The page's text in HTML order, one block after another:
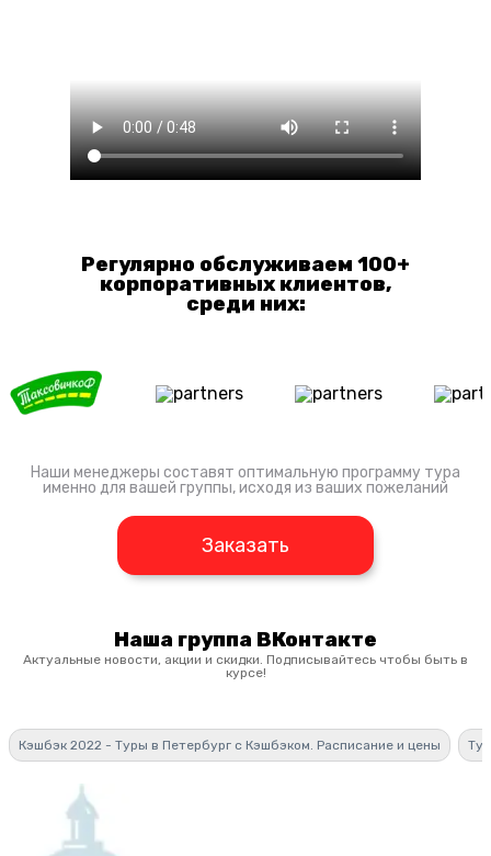
Регулярно обслуживаем 100+
корпоративных клиентов,
среди них:
Наши менеджеры составят оптимальную программу тура
именно для вашей группы, исходя из ваших пожеланий
Заказать
Наша группа ВКонтакте
Актуальные новости, акции и скидки. Подписывайтесь чтобы быть в
курсе!
Кэшбэк 2022 - Туры в Петербург с Кэшбэком. Расписание и цены